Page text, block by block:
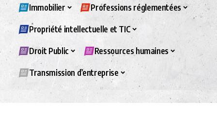
Immobilier Professions réglementées
Propriété intellectuelle et TIC
Droit Public Ressources humaines
Transmission d’entreprise